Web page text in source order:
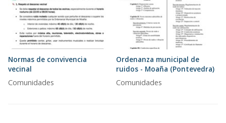
Normas de convivencia
vecinal
Comunidades
Ordenanza municipal de
ruidos - Moaña (Pontevedra)
Comunidades